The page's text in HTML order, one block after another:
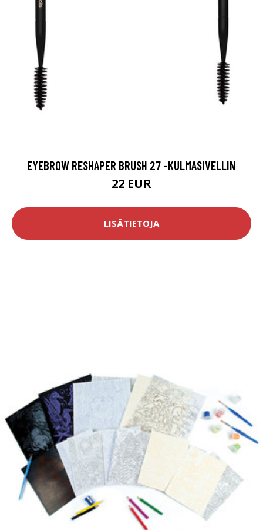
EYEBROW RESHAPER BRUSH 27 -KULMASIVELLIN
22 EUR
LISÄTIETOJA